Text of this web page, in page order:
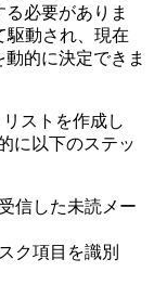
必要がありま
駆動され、現在
的に決定できま
ストを作成し
に以下のステッ
信した未読メー
ク項目を識別